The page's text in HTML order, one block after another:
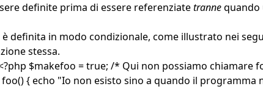
definite prima di essere referenziatetrannequando
definita in modo condizionale, come illustrato nei
stessa.
$makefoo = true; /* Qui non possiamo
{ echo "Io non esisto sino a quando il